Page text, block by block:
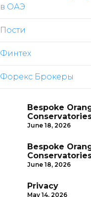
в ОАЭ
Пости
Финтех
Форекс Брокеры
Bespoke
June 18, 2026
Bespoke
June 18, 2026
Privacy
May 14, 2026